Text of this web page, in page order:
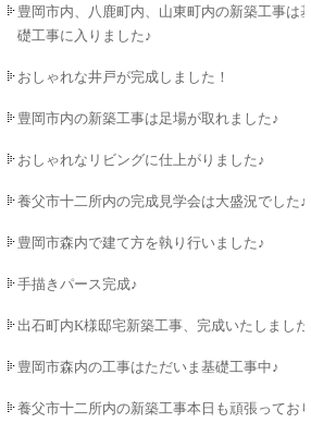
豊岡市内、八鹿町内、山東町内の新築工事は基
礎工事に入りました♪
おしゃれな井戸が完成しました！
豊岡市内の新築工事は足場が取れました♪
おしゃれなリビングに仕上がりました♪
養父市十二所内の完成見学会は大盛況でした♪
豊岡市森内で建て方を執り行いました♪
手描きパース完成♪
出石町内K様邸宅新築工事、完成いたしました♪
豊岡市森内の工事はただいま基礎工事中♪
養父市十二所内の新築工事本日も頑張っており